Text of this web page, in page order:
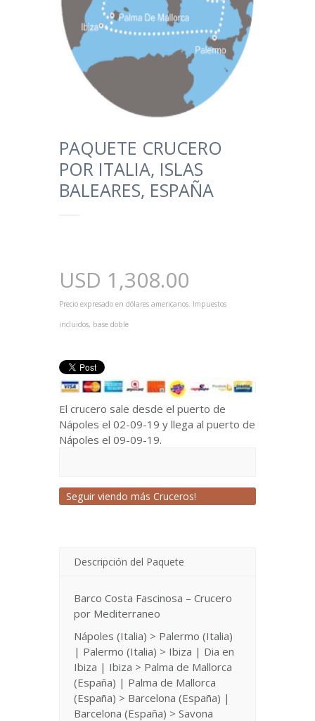
PAQUETE CRUCERO
POR ITALIA, ISLAS
BALEARES, ESPAÑA
USD 1,308.00
Precio expresado en dólares americanos. Impuestos
incluidos, base doble
El crucero sale desde el puerto de
Nápoles el 02-09-19 y llega al puerto de
Nápoles el 09-09-19.
Seguir viendo más Cruceros!
Descripción del Paquete
Barco Costa Fascinosa – Crucero
por Mediterraneo
Nápoles (Italia) > Palermo (Italia)
| Palermo (Italia) > Ibiza | Dia en
Ibiza | Ibiza > Palma de Mallorca
(España) | Palma de Mallorca
(España) > Barcelona (España) |
Barcelona (España) > Savona